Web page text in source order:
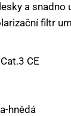
a snadno
filtr
CE
hnědá